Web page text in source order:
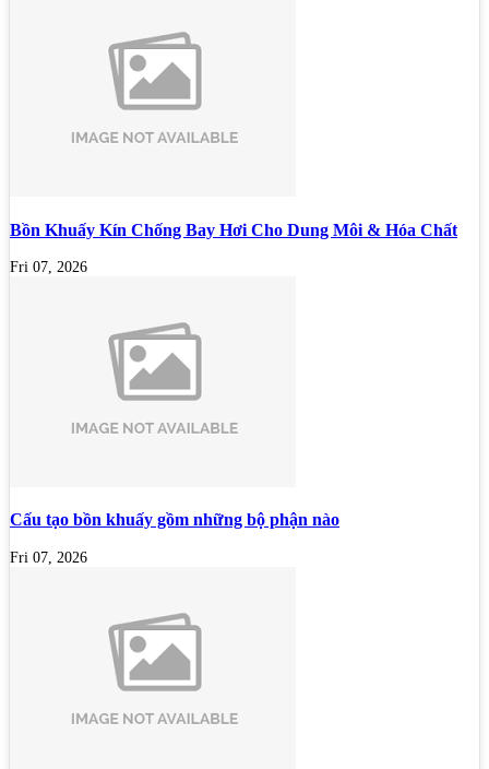
Bồn Khuấy Kín Chống Bay Hơi Cho Dung Môi & Hóa Chất
Fri 07, 2026
Cấu tạo bồn khuấy gồm những bộ phận nào
Fri 07, 2026